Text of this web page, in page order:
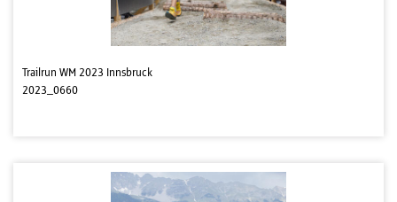
Trailrun WM 2023 Innsbruck
2023_0660